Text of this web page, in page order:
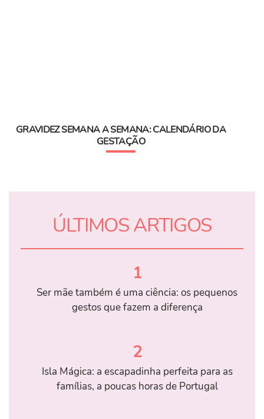
GRAVIDEZ SEMANA A SEMANA: CALENDÁRIO DA
GESTAÇÃO
ÚLTIMOS ARTIGOS
1
Ser mãe também é uma ciência: os pequenos
gestos que fazem a diferença
2
Isla Mágica: a escapadinha perfeita para as
famílias, a poucas horas de Portugal